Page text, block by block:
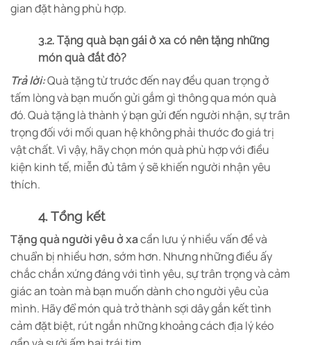
gian đặt hàng phù hợp.
3.2. Tặng quà bạn gái ở xa có nên tặng những
món quà đắt đỏ?
Trả lời:Quà tặng từ trước đến nay đều quan trọng ở
tấm lòng và bạn muốn gửi gắm gì thông qua món quà
đó. Quà tặng là thành ý bạn gửi đến người nhận, sự trân
trọng đối với mối quan hệ không phải thước đo giá trị
vật chất. Vì vậy, hãy chọn món quà phù hợp với điều
kiện kinh tế, miễn đủ tâm ý sẽ khiến người nhận yêu
thích.
4. Tổng kết
Tặng quà người yêu ở xacần lưu ý nhiều vấn đề và
chuẩn bị nhiều hơn, sớm hơn. Nhưng những điều ấy
chắc chắn xứng đáng với tình yêu, sự trân trọng và cảm
giác an toàn mà bạn muốn dành cho người yêu của
mình. Hãy để món quà trở thành sợi dây gắn kết tình
cảm đặt biệt, rút ngắn những khoảng cách địa lý kéo